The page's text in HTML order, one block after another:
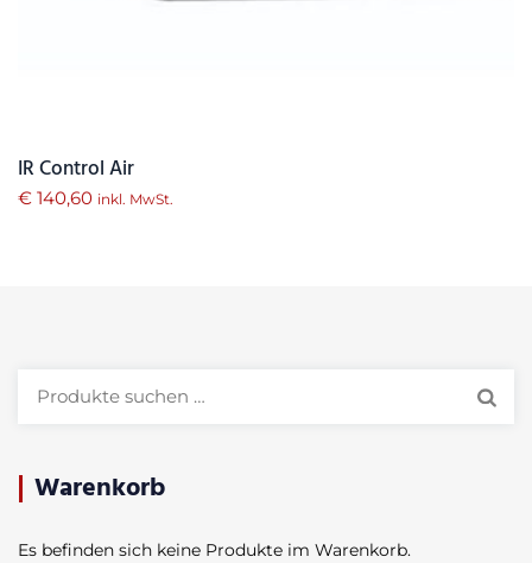
IR Control Air
€ 140,60 inkl. MwSt.
Warenkorb
Es befinden sich keine Produkte im Warenkorb.